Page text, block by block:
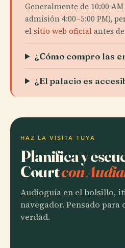
Generalmente de 10:00
admisión 4:00–5:00 PM),
elsitio web oficialantes
¿Cómo compro las
¿El palacio es
HAZ LA VISITA TUYA
Planifica y
Courtcon
Audioguía en el bolsillo,
navegador. Pensado para
verdad.